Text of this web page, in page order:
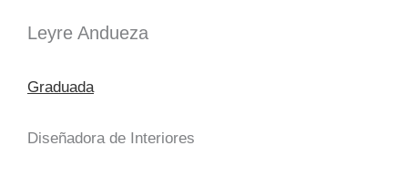
Leyre Andueza
Graduada
Diseñadora de Interiores